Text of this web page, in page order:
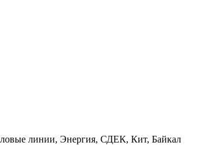
линии, Энергия, СДЕК, Кит, Байкал